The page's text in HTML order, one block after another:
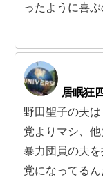
ったように喜ぶ
居眠狂
野田聖子の夫
党よりマシ、
暴力団員の夫
党になってるん